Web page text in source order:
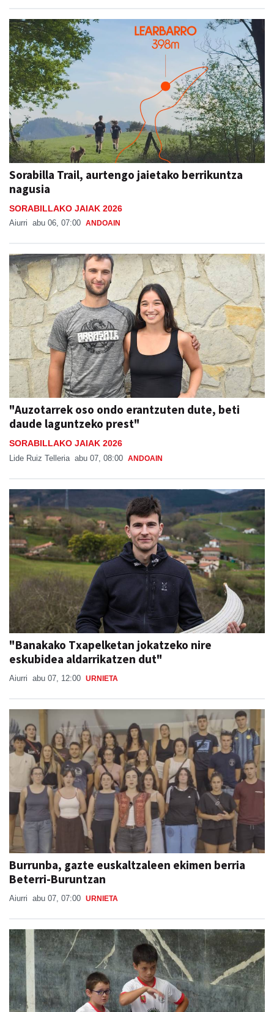
Sorabilla Trail, aurtengo jaietako berrikuntza
nagusia
SORABILLAKO JAIAK 2026
Aiurri abu 06, 07:00 ANDOAIN
"Auzotarrek oso ondo erantzuten dute, beti
daude laguntzeko prest"
SORABILLAKO JAIAK 2026
Lide Ruiz Telleria abu 07, 08:00 ANDOAIN
"Banakako Txapelketan jokatzeko nire
eskubidea aldarrikatzen dut"
Aiurri abu 07, 12:00 URNIETA
Burrunba, gazte euskaltzaleen ekimen berria
Beterri-Buruntzan
Aiurri abu 07, 07:00 URNIETA